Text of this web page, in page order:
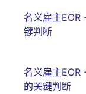
名义雇主EOR
键判断
名义雇主EOR
的关键判断